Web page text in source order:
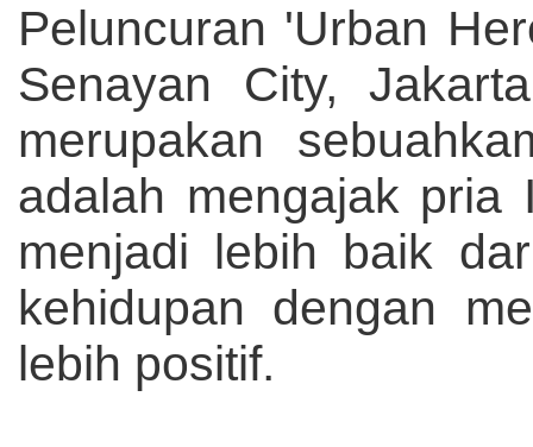
Peluncuran 'Urban
Senayan City,
merupakan
adalah mengajak pria
menjadi lebih baik
kehidupan dengan
lebih positif.